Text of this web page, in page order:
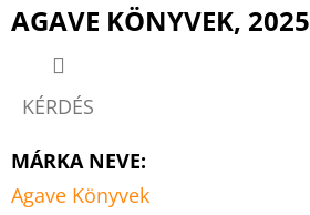
AGAVE KÖNYVEK, 2025
KÉRDÉS
MÁRKA NEVE:
Agave Könyvek